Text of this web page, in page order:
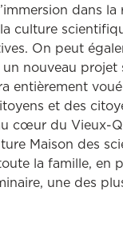
dans
culture
On peut
un nouveau projet
entièrement
et des
cœur du Vieux-
Maison des
la famille, en
une des